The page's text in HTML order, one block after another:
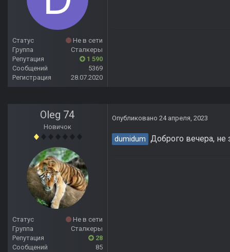
Статус
Не в сети
Группа
Сталкеры
Репутация
1 590
Сообщений
5369
Регистрация
28.07.2020
Oleg 74
Новичок
Статус
Не в сети
Группа
Сталкеры
Репутация
28
Сообщений
85
Опубликовано 24 апреля, 2023
dumidum Доброго вечера, не